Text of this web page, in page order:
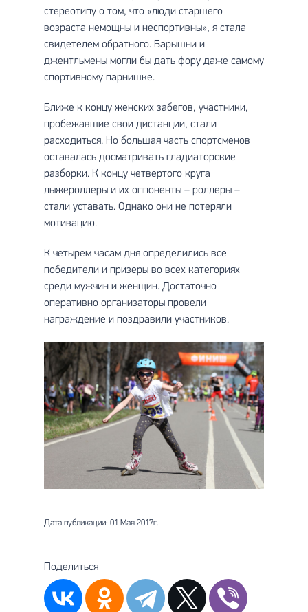
стереотипу о том, что «люди старшего
возраста немощны и неспортивны», я стала
свидетелем обратного. Барышни и
джентльмены могли бы дать фору даже самому
спортивному парнишке.
Ближе к концу женских забегов, участники,
пробежавшие свои дистанции, стали
расходиться. Но большая часть спортсменов
оставалась досматривать гладиаторские
разборки. К концу четвертого круга
лыжероллеры и их оппоненты – роллеры –
стали уставать. Однако они не потеряли
мотивацию.
К четырем часам дня определились все
победители и призеры во всех категориях
среди мужчин и женщин. Достаточно
оперативно организаторы провели
награждение и поздравили участников.
Дата публикации: 01 Мая 2017г.
Поделиться